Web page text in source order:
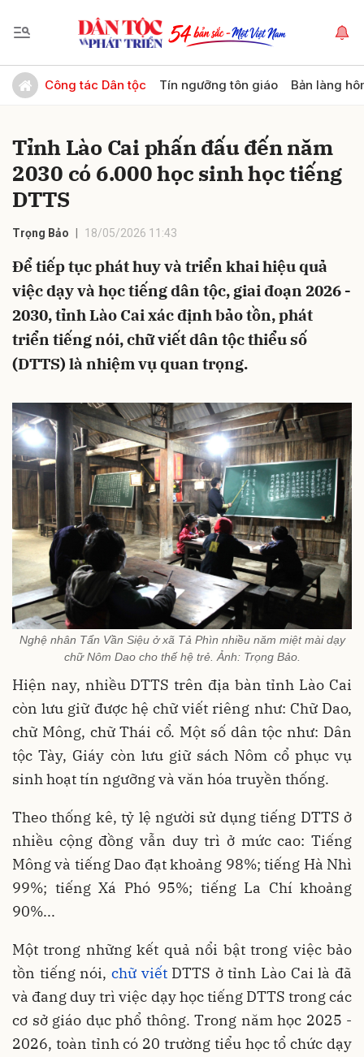
Công tác Dân tộc Tín ngưỡng tôn giáo Bản làng
Tỉnh Lào Cai phấn đấu đến năm
2030 có 6.000 học sinh học tiếng
DTTS
Trọng Bảo 18/05/2026 11:43
Để tiếp tục phát huy và triển khai hiệu quả
việc dạy và học tiếng dân tộc, giai đoạn 2026 -
2030, tỉnh Lào Cai xác định bảo tồn, phát
triển tiếng nói, chữ viết dân tộc thiểu số
(DTTS) là nhiệm vụ quan trọng.
Nghệ nhân Tẩn Vần Siệu ở xã Tả Phìn nhiều năm miệt mài dạy
chữ Nôm Dao cho thế hệ trẻ. Ảnh: Trọng Bảo.
Hiện nay, nhiều DTTS trên địa bàn tỉnh Lào Cai
còn lưu giữ được hệ chữ viết riêng như: Chữ Dao,
chữ Mông, chữ Thái cổ. Một số dân tộc như: Dân
tộc Tày, Giáy còn lưu giữ sách Nôm cổ phục vụ
sinh hoạt tín ngưỡng và văn hóa truyền thống.
Theo thống kê, tỷ lệ người sử dụng tiếng DTTS ở
nhiều cộng đồng vẫn duy trì ở mức cao: Tiếng
Mông và tiếng Dao đạt khoảng 98%; tiếng Hà Nhì
99%; tiếng Xá Phó 95%; tiếng La Chí khoảng
90%...
Một trong những kết quả nổi bật trong việc bảo
tồn tiếng nói, chữ viết DTTS ở tỉnh Lào Cai là đã
và đang duy trì việc dạy học tiếng DTTS trong các
cơ sở giáo dục phổ thông. Trong năm học 2025 -
2026, toàn tỉnh có 20 trường tiểu học tổ chức dạy
Gửi bình luận